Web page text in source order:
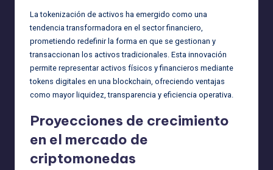
La tokenización de activos ha emergido como una
tendencia transformadora en el sector financiero,
prometiendo redefinir la forma en que se gestionan y
transaccionan los activos tradicionales. Esta innovación
permite representar activos físicos y financieros mediante
tokens digitales en una blockchain, ofreciendo ventajas
como mayor liquidez, transparencia y eficiencia operativa.
Proyecciones de crecimiento
en el mercado de
criptomonedas